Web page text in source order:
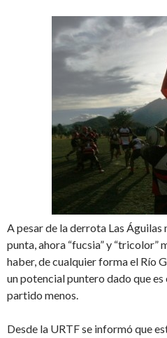
A pesar de la derrota Las
punta, ahora “fucsia” y “tricolor”
haber, de cualquier forma el Río
un potencial puntero dado que es
partido menos.
Desde la URTF se informó que